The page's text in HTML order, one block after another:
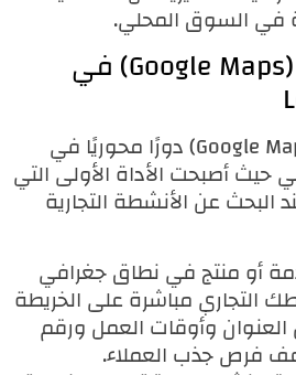
في السوق المحلي.
دور خرائط جوجل (Google Maps) في
تلعب خرائط جوجل (Google Maps) دورًا محوريًا في
حيث أصبحت الأداة الأولى التي
البحث عن الأنشطة التجارية
أو منتج في نطاق جغرافي
التجاري مباشرة على الخريطة
العنوان وأوقات العمل ورقم
فرص جذب العملاء.